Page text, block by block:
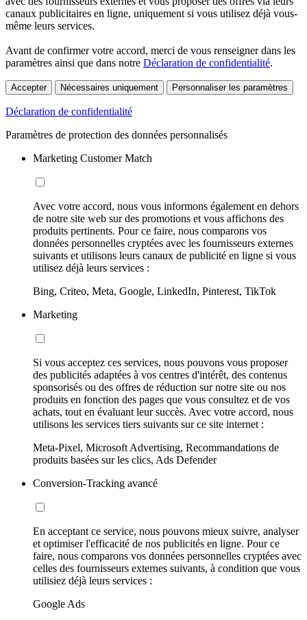
canaux publicitaires en ligne, uniquement si vous utilisez déjà vous-
même leurs services.
Avant de confirmer votre accord, merci de vous renseigner dans les
paramètres ainsi que dans notre Déclaration de confidentialité.
Accepter Nécessaires uniquement Personnaliser les paramètres
Déclaration de confidentialité
Paramètres de protection des données personnalisés
Marketing Customer Match
Avec votre accord, nous vous informons également en dehors
de notre site web sur des promotions et vous affichons des
produits pertinents. Pour ce faire, nous comparons vos
données personnelles cryptées avec les fournisseurs externes
suivants et utilisons leurs canaux de publicité en ligne si vous
utilisez déjà leurs services :
Bing, Criteo, Meta, Google, LinkedIn, Pinterest, TikTok
Marketing
Si vous acceptez ces services, nous pouvons vous proposer
des publicités adaptées à vos centres d'intérêt, des contenus
sponsorisés ou des offres de réduction sur notre site ou nos
produits en fonction des pages que vous consultez et de vos
achats, tout en évaluant leur succès. Avec votre accord, nous
utilisons les services tiers suivants sur ce site internet :
Meta-Pixel, Microsoft Advertising, Recommandations de
produits basées sur les clics, Ads Defender
Conversion-Tracking avancé
En acceptant ce service, nous pouvons mieux suivre, analyser
et optimiser l'efficacité de nos publicités en ligne. Pour ce
faire, nous comparons vos données personnelles cryptées avec
celles des fournisseurs externes suivants, à condition que vous
utilisiez déjà leurs services :
Google Ads